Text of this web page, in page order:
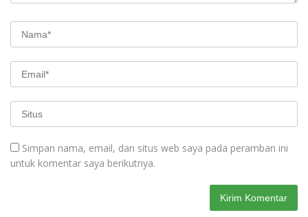
Simpan nama, email, dan situs web saya pada peramban ini
untuk komentar saya berikutnya.